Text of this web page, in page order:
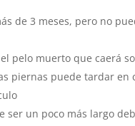
de 3 meses, pero no
pelo muerto que caerá
piernas puede tardar
ser un poco más largo